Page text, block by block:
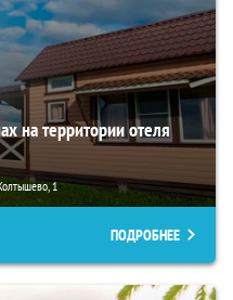
на территории отеля
1
ПОДРОБНЕЕ